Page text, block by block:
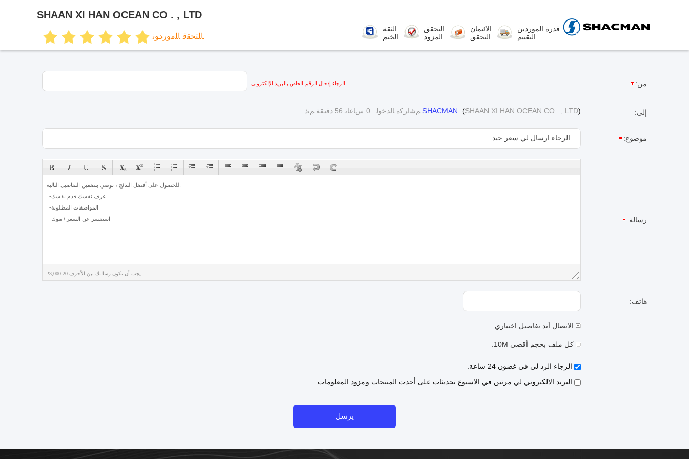
SHAAN XI HAN OCEAN CO . , LTD
ﺎﻠﺘﺤﻘﻗ ﺎﻠﻣﻭﺭﺩﻮﻧ
الثقة
الختم
التحقق
المزود
الائتمان
التحقق
قدرة الموردين
التقييم
من: الرجاء إدخال الرقم الخاص بالبريد الإلكتروني.
إلى: SHACMAN (SHAAN XI HAN OCEAN CO . , LTD) ﻢﺷﺍﺮﻛﺓ ﺎﻟﺪﺧﻮﻟ : 0 ﺱﺎﻋﺎﺗ 56 دقيقة ﻢﻧﺫ
موضوع:
رسالة:
يجب أن تكون رسالتك بين الأحرف 20-3,000!
هاتف:
الاتصال آند تفاصيل اختياري
كل ملف بحجم أقصى 10M.
الرجاء الرد لي في غضون 24 ساعة.
البريد الالكتروني لي مرتين في الاسبوع تحديثات على أحدث المنتجات ومزود المعلومات.